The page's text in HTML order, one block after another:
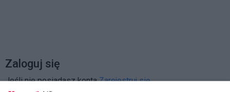
Zaloguj się
Jeśli nie posiadasz kontaZarejestruj się